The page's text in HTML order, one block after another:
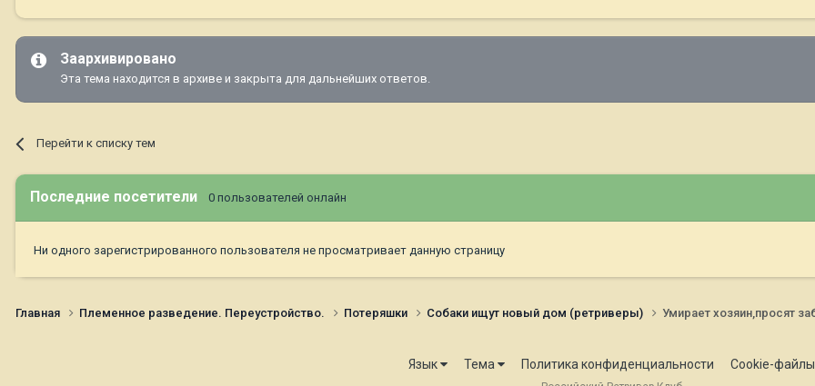
Заархивировано
Эта тема находится в архиве и закрыта для дальнейших ответов.
Перейти к списку тем
Последние посетители 0 пользователей онлайн
Ни одного зарегистрированного пользователя не просматривает данную страницу
Главная Племенное разведение. Переустройство. Потеряшки Собаки ищут новый дом (ретриверы) Умирает хозяин,просят
Язык Тема Политика конфиденциальности Cookie-файлы